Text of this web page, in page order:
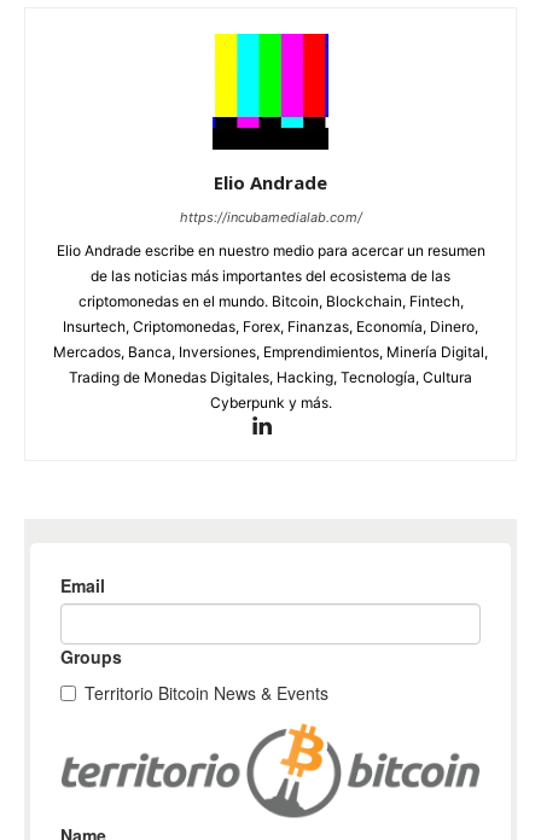
Elio Andrade
https://incubamedialab.com/
Elio Andrade escribe en nuestro medio para acercar un resumen
de las noticias más importantes del ecosistema de las
criptomonedas en el mundo. Bitcoin, Blockchain, Fintech,
Insurtech, Criptomonedas, Forex, Finanzas, Economía, Dinero,
Mercados, Banca, Inversiones, Emprendimientos, Minería Digital,
Trading de Monedas Digitales, Hacking, Tecnología, Cultura
Cyberpunk y más.